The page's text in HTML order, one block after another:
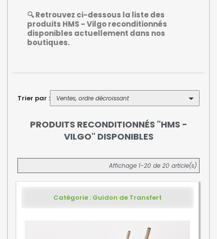
🔍 Retrouvez ci-dessous la liste des
produits HMS - Vilgo reconditionnés
disponibles actuellement dans nos
boutiques.
Trier par :
PRODUITS RECONDITIONNÉS "HMS -
VILGO" DISPONIBLES
Affichage 1-20 de 20 article(s)
Catégorie : Guidon de Transfert